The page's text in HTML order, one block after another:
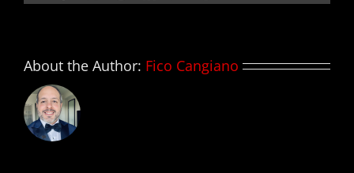
About the Author: Fico Cangiano